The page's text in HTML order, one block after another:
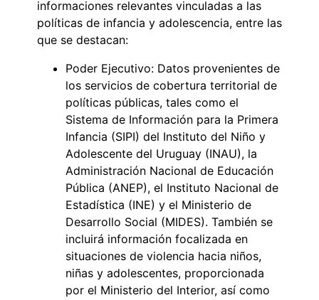
informaciones relevantes vinculadas a las
políticas de infancia y adolescencia, entre las
que se destacan:
Poder Ejecutivo: Datos provenientes de
los servicios de cobertura territorial de
políticas públicas, tales como el
Sistema de Información para la Primera
Infancia (SIPI) del Instituto del Niño y
Adolescente del Uruguay (INAU), la
Administración Nacional de Educación
Pública (ANEP), el Instituto Nacional de
Estadística (INE) y el Ministerio de
Desarrollo Social (MIDES). También se
incluirá información focalizada en
situaciones de violencia hacia niños,
niñas y adolescentes, proporcionada
por el Ministerio del Interior, así como